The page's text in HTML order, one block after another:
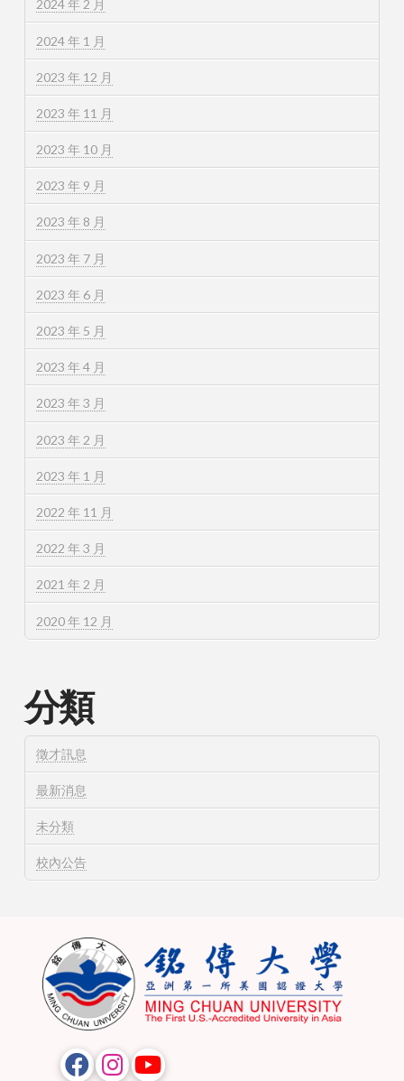
2024 年 2 月
2024 年 1 月
2023 年 12 月
2023 年 11 月
2023 年 10 月
2023 年 9 月
2023 年 8 月
2023 年 7 月
2023 年 6 月
2023 年 5 月
2023 年 4 月
2023 年 3 月
2023 年 2 月
2023 年 1 月
2022 年 11 月
2022 年 3 月
2021 年 2 月
2020 年 12 月
分類
徵才訊息
最新消息
未分類
校內公告